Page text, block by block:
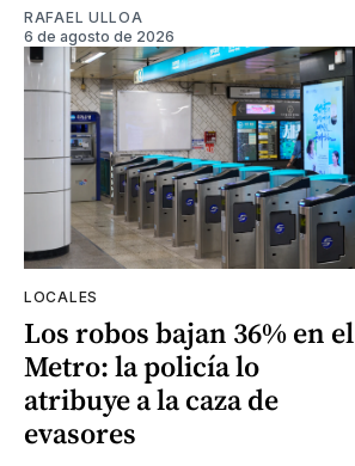
RAFAEL ULLOA
6 de agosto de 2026
LOCALES
Los robos bajan 36% en el
Metro: la policía lo
atribuye a la caza de
evasores